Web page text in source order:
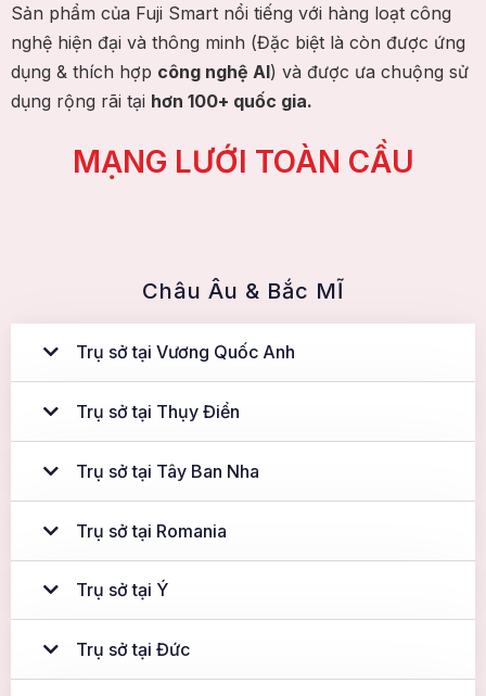
Sản phẩm của Fuji Smart nổi tiếng với hàng loạt công
nghệ hiện đại và thông minh (Đặc biệt là còn được ứng
dụng & thích hợp công nghệ AI) và được ưa chuộng sử
dụng rộng rãi tại hơn 100+ quốc gia.
MẠNG LƯỚI TOÀN CẦU
Châu Âu & Bắc MĨ
Trụ sở tại Vương Quốc Anh
Trụ sở tại Thụy Điển
Trụ sở tại Tây Ban Nha
Trụ sở tại Romania
Trụ sở tại Ý
Trụ sở tại Đức